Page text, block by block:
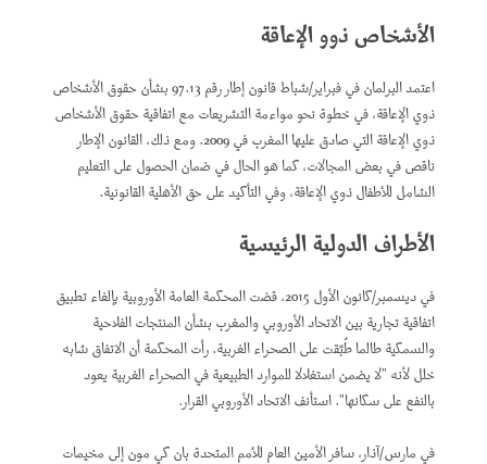
الأشخاص ذوو الإعاقة
اعتمد البرلمان في فبراير/شباط قانون إطار رقم 97.13 بشأن حقوق الأشخاص
ذوي الإعاقة، في خطوة نحو مواءمة التشريعات مع اتفاقية حقوق الأشخاص
ذوي الإعاقة ​​التي صادق عليها المغرب في 2009. ومع ذلك، القانون الإطار
ناقص في بعض المجالات، كما هو الحال في ضمان الحصول على التعليم
الشامل للأطفال ذوي الإعاقة، وفي التأكيد على حق الأهلية القانونية.
الأطراف الدولية الرئيسية
في ديسمبر/كانون الأول 2015، قضت المحكمة العامة الأوروبية بإلغاء تطبيق
اتفاقية تجارية بين الاتحاد الأوروبي والمغرب بشأن المنتجات الفلاحية
والسمكية طالما طُبِّقت على الصحراء الغربية. رأت المحكمة أن الاتفاق شابه
خلل لأنه "لا يضمن استغلالا للموارد الطبيعية في الصحراء الغربية يعود
بالنفع على سكانها". استأنف الاتحاد الأوروبي القرار.
في مارس/آذار، سافر الأمين العام للأمم المتحدة بان كي مون إلى مخيمات